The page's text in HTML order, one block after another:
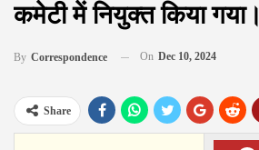
कमेटी में नियुक्त किया गया।
By Correspondence On Dec 10, 2024
Share